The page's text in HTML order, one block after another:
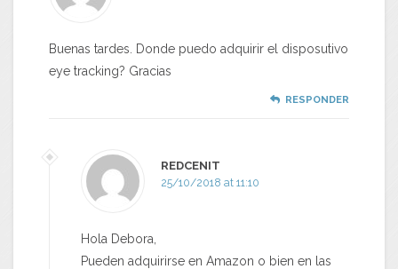
Buenas tardes. Donde puedo adquirir el disposutivo
eye tracking? Gracias
RESPONDER
REDCENIT
25/10/2018 at 11:10
Hola Debora,
Pueden adquirirse en Amazon o bien en las